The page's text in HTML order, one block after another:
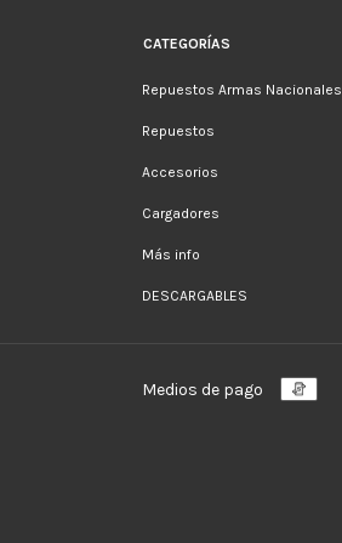
CATEGORÍAS
Repuestos Armas Nacionales
Repuestos
Accesorios
Cargadores
Más info
DESCARGABLES
Medios de pago